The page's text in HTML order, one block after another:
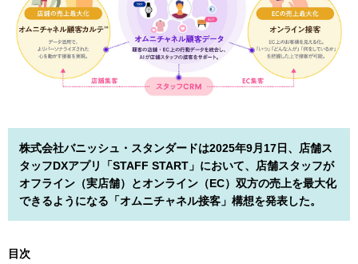
株式会社バニッシュ・スタンダードは2025年9月17日、店舗ス
タッフDXアプリ「STAFF START」において、店舗スタッフが
オフライン（実店舗）とオンライン（EC）双方の売上を最大化
できるようになる「オムニチャネル接客」構想を発表した。
目次